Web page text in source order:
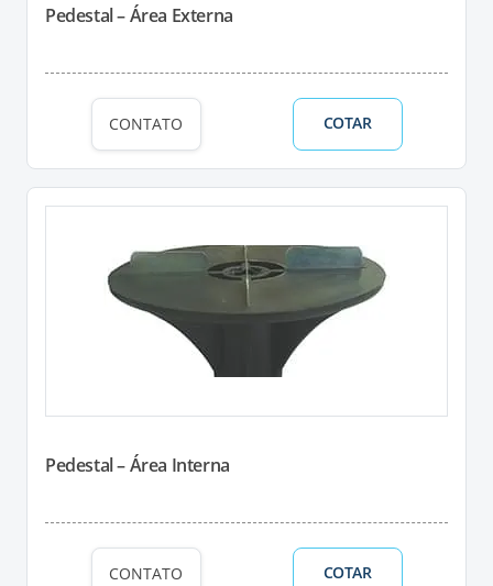
Pedestal – Área Externa
CONTATO COTAR
Pedestal – Área Interna
CONTATO COTAR